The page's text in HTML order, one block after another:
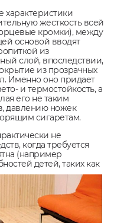
характеристики
жесткость всей
кромки), между
основой вводят
из
слой, впоследствии,
из прозрачных
Именно оно придает
и термостойкость, а
его не таким
давлению ножек
сигаретам.
не
когда требуется
(например
детей, таких как